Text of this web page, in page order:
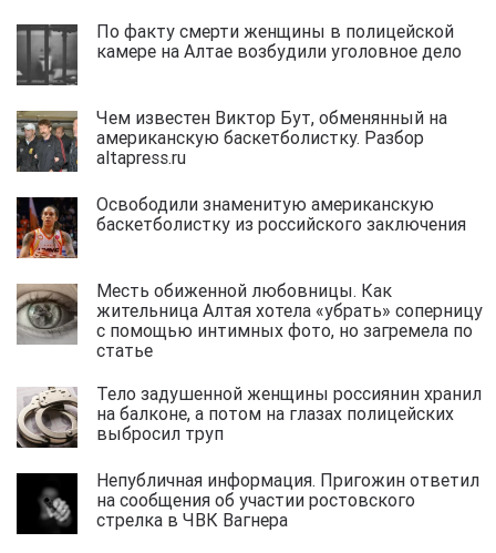
По факту смерти женщины в полицейской
камере на Алтае возбудили уголовное дело
Чем известен Виктор Бут, обменянный на
американскую баскетболистку. Разбор
altapress.ru
Освободили знаменитую американскую
баскетболистку из российского заключения
Месть обиженной любовницы. Как
жительница Алтая хотела «убрать» соперницу
с помощью интимных фото, но загремела по
статье
Тело задушенной женщины россиянин хранил
на балконе, а потом на глазах полицейских
выбросил труп
Непубличная информация. Пригожин ответил
на сообщения об участии ростовского
стрелка в ЧВК Вагнера